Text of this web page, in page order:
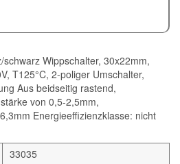
Wippschalter, 30x22mm,
T125°C, 2-poliger Umschalter,
Aus beidseitig rastend,
von 0,5-2,5mm,
Energieeffizienzklasse: nicht
33035